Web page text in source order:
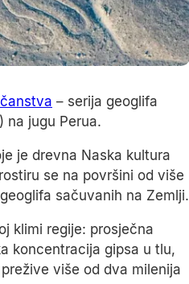
– serija geoglifa
na jugu Perua.
je drevna Naska kultura
se na površini od više
sačuvanih na Zemlji.
klimi regije: prosječna
koncentracija gipsa u tlu,
više od dva milenija